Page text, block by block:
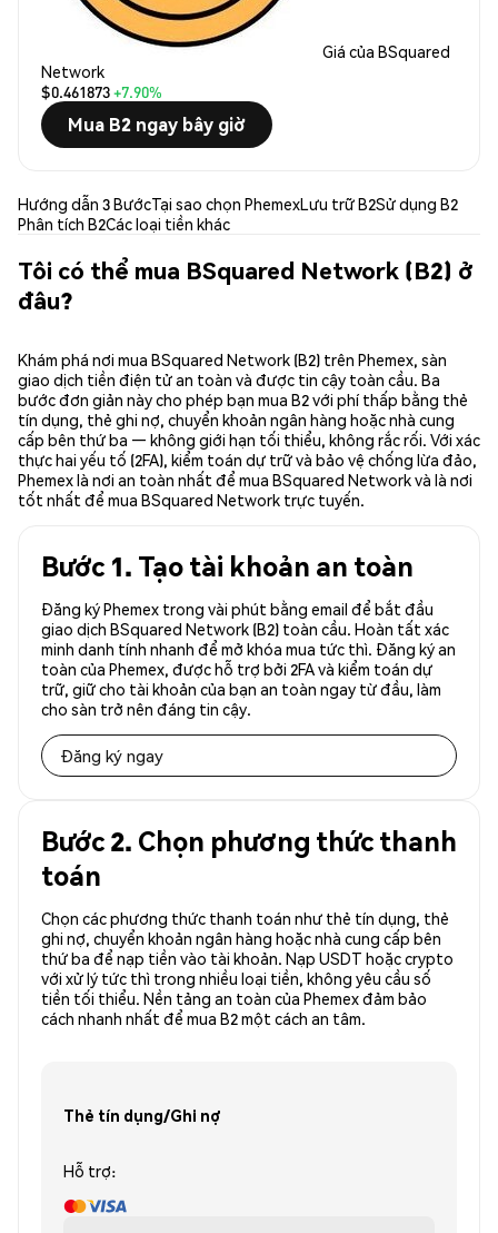
Giá của BSquared
Network
$0.461873+7.90%
Mua B2 ngay bây giờ
Hướng dẫn 3 BướcTại sao chọn PhemexLưu trữ B2Sử dụng B2
Phân tích B2Các loại tiền khác
Tôi có thể mua BSquared Network (B2) ở
đâu?
Khám phá nơi mua BSquared Network (B2) trên Phemex, sàn
giao dịch tiền điện tử an toàn và được tin cậy toàn cầu. Ba
bước đơn giản này cho phép bạn mua B2 với phí thấp bằng thẻ
tín dụng, thẻ ghi nợ, chuyển khoản ngân hàng hoặc nhà cung
cấp bên thứ ba — không giới hạn tối thiểu, không rắc rối. Với xác
thực hai yếu tố (2FA), kiểm toán dự trữ và bảo vệ chống lừa đảo,
Phemex là nơi an toàn nhất để mua BSquared Network và là nơi
tốt nhất để mua BSquared Network trực tuyến.
Bước 1. Tạo tài khoản an toàn
Đăng ký Phemex trong vài phút bằng email để bắt đầu
giao dịch BSquared Network (B2) toàn cầu. Hoàn tất xác
minh danh tính nhanh để mở khóa mua tức thì. Đăng ký an
toàn của Phemex, được hỗ trợ bởi 2FA và kiểm toán dự
trữ, giữ cho tài khoản của bạn an toàn ngay từ đầu, làm
cho sàn trở nên đáng tin cậy.
Đăng ký ngay
Bước 2. Chọn phương thức thanh
toán
Chọn các phương thức thanh toán như thẻ tín dụng, thẻ
ghi nợ, chuyển khoản ngân hàng hoặc nhà cung cấp bên
thứ ba để nạp tiền vào tài khoản. Nạp USDT hoặc crypto
với xử lý tức thì trong nhiều loại tiền, không yêu cầu số
tiền tối thiểu. Nền tảng an toàn của Phemex đảm bảo
cách nhanh nhất để mua B2 một cách an tâm.
Thẻ tín dụng/Ghi nợ
Hỗ trợ: